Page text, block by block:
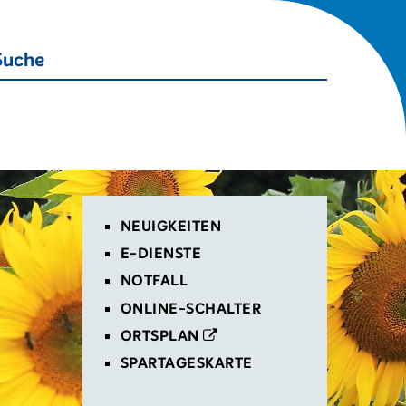
starten
Toplinks
NEUIGKEITEN
E-DIENSTE
NOTFALL
ONLINE-SCHALTER
ORTSPLAN
SPARTAGESKARTE